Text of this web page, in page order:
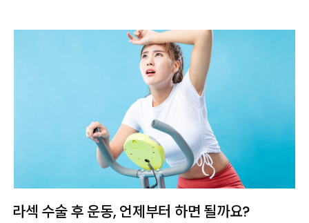
라섹 수술 후 운동, 언제부터 하면 될까요?